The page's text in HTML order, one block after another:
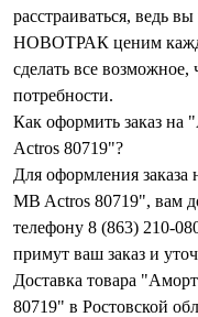
расстраиваться, ведь
НОВОТРАК ценим
сделать все
потребности.
Как оформить заказ на
Actros 80719"?
Для оформления заказа
MB Actros 80719", вам
телефону 8 (863) 210-
примут ваш заказ и
Доставка товара
80719" в Ростовской